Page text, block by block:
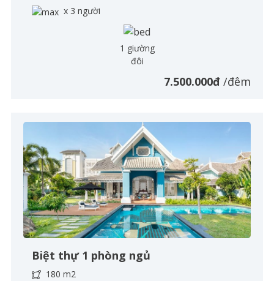
x 3 người
1 giường
đôi
7.500.000đ /đêm
Biệt thự 1 phòng ngủ
180 m2